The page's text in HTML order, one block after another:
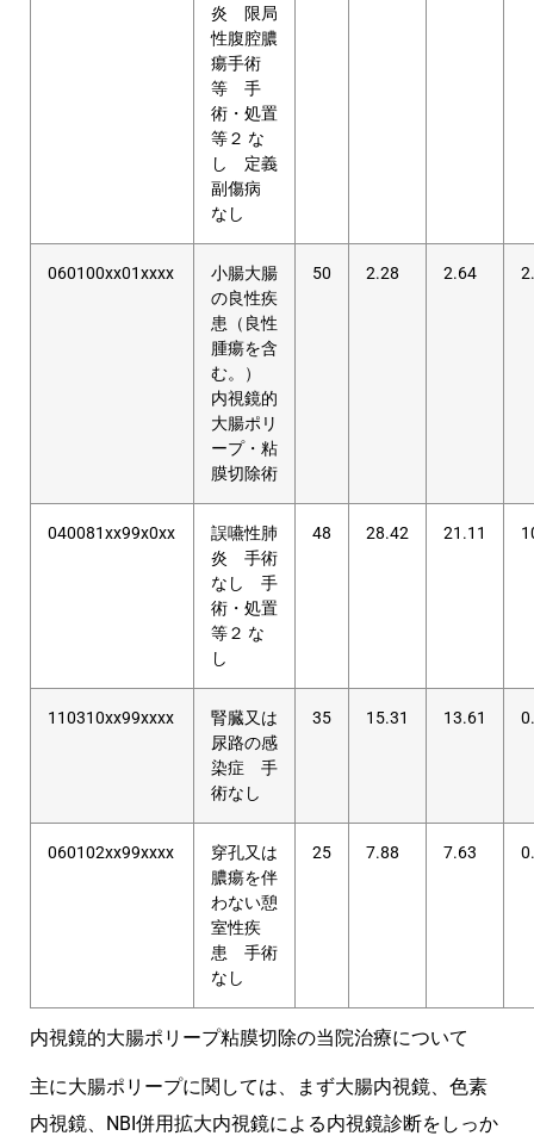
炎 限局
性腹腔膿
瘍手術
等 手
術・処置
等２ な
し 定義
副傷病
なし
060100xx01xxxx
小腸大腸
の良性疾
患（良性
腫瘍を含
む。）
内視鏡的
大腸ポリ
ープ・粘
膜切除術
50 2.28 2.64
040081xx99x0xx
誤嚥性肺
炎 手術
なし 手
術・処置
等２ な
し
48 28.42 21.11
110310xx99xxxx
腎臓又は
尿路の感
染症 手
術なし
35 15.31 13.61
060102xx99xxxx
穿孔又は
膿瘍を伴
わない憩
室性疾
患 手術
なし
25 7.88 7.63
内視鏡的大腸ポリープ粘膜切除の当院治療について
主に大腸ポリープに関しては、まず大腸内視鏡、色素
内視鏡、NBI併用拡大内視鏡による内視鏡診断をしっか